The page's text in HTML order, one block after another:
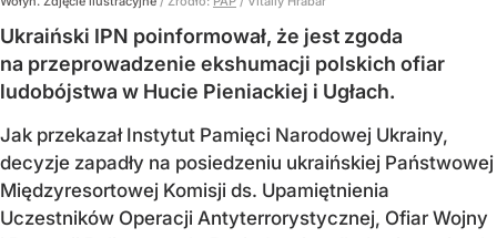
Ukraiński IPN poinformował, że jest zgoda
na przeprowadzenie ekshumacji polskich ofiar
ludobójstwa w Hucie Pieniackiej i Ugłach.
Jak przekazał Instytut Pamięci Narodowej Ukrainy,
decyzje zapadły na posiedzeniu ukraińskiej Państwowej
Międzyresortowej Komisji ds. Upamiętnienia
Uczestników Operacji Antyterrorystycznej, Ofiar Wojny